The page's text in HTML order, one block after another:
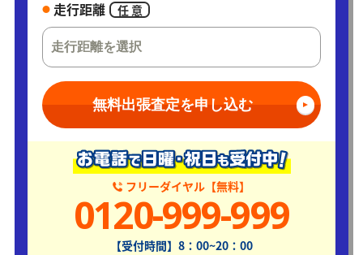
走行距離 任 意
無料出張査定を申し込む
フリーダイヤル【無料】
0120-999-999
【受付時間】8：00~20：00